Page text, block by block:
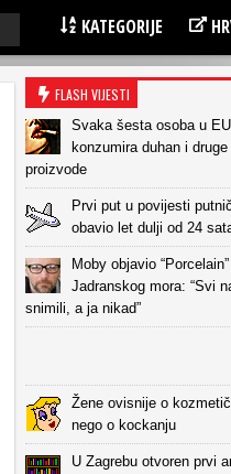
KATEGORIJE
FLASH VIJESTI
Svaka šesta osoba u
konzumira duhan i
proizvode
Prvi put u povijesti
obavio let dulji od 24
Moby objavio
Jadranskog mora: “Svi
snimili, a ja nikad”
Žene ovisnije o
nego o kockanju
U Zagrebu otvoren prvi